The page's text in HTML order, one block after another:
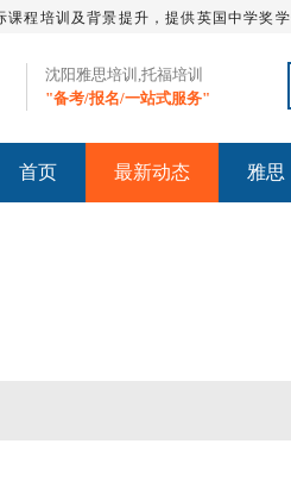
程培训及背景提升，提供英国中学奖
沈阳雅思培训,托福培训
"备考/报名/一站式服务"
首页 最新动态 雅思